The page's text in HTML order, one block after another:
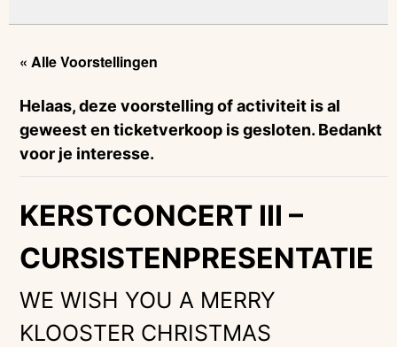
« Alle Voorstellingen
Helaas, deze voorstelling of activiteit is al
geweest en ticketverkoop is gesloten. Bedankt
voor je interesse.
KERSTCONCERT III –
CURSISTENPRESENTATIE
WE WISH YOU A MERRY
KLOOSTER CHRISTMAS